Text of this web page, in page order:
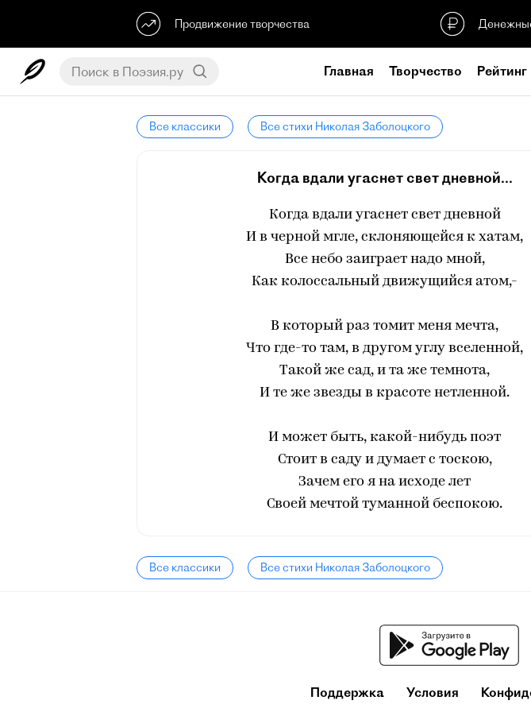
Продвижение творчества
Главная Творчество Рейтинг
Все классики Все стихи Николая Заболоцкого
Когда вдали угаснет свет дневной...
Когда вдали угаснет свет дневной
И в черной мгле, склоняющейся к хатам,
Все небо заиграет надо мной,
Как колоссальный движущийся атом,-
В который раз томит меня мечта,
Что где-то там, в другом углу вселенной,
Такой же сад, и та же темнота,
И те же звезды в красоте нетленной.
И может быть, какой-нибудь поэт
Стоит в саду и думает с тоскою,
Зачем его я на исходе лет
Своей мечтой туманной беспокою.
Все классики Все стихи Николая Заболоцкого
Поддержка Условия